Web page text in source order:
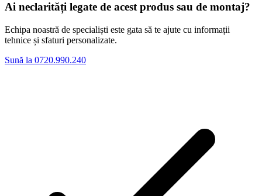
Ai neclarități legate de acest produs sau de montaj?
Echipa noastră de specialiști este gata să te ajute cu informații
tehnice și sfaturi personalizate.
Sună la 0720.990.240